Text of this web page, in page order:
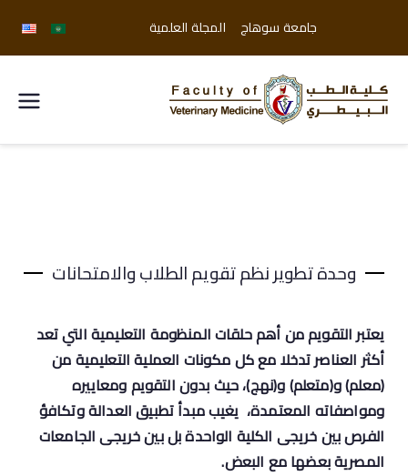
جامعة سوهاج المجلة العلمية
جامعة
سوهاج
وحدة تطوير نظم تقويم الطلاب والامتحانات
يعتبر التقويم من أهم حلقات المنظومة التعليمية التي تعد
أكثر العناصر تدخلا مع كل مكونات العملية التعليمية من
(معلم) و(متعلم) و(نهج)، حيث بدون التقويم ومعاييره
ومواصفاته المعتمدة، يغيب مبدأ تطبيق العدالة وتكافؤ
الفرص بين خريجى الكلية الواحدة بل بين خريجى الجامعات
المصرية بعضها مع البعض.